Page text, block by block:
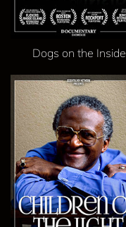
Dogs on the Inside